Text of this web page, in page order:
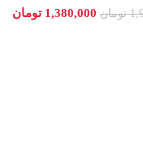
تومان 1,380,000 تومان